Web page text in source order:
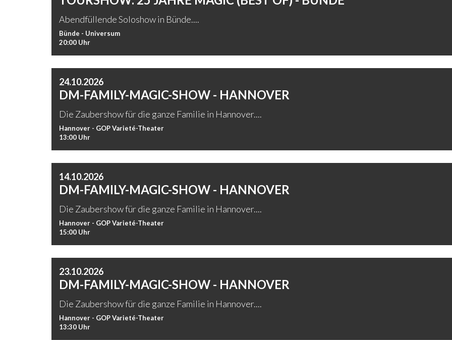
Abendfüllende Soloshow in Bünde....
Bünde - Universum
20:00 Uhr
24.10.2026
DM-FAMILY-MAGIC-SHOW - HANNOVER
Die Zaubershow für die ganze Familie in Hannover....
Hannover - GOP Varieté-Theater
13:00 Uhr
14.10.2026
DM-FAMILY-MAGIC-SHOW - HANNOVER
Die Zaubershow für die ganze Familie in Hannover....
Hannover - GOP Varieté-Theater
15:00 Uhr
23.10.2026
DM-FAMILY-MAGIC-SHOW - HANNOVER
Die Zaubershow für die ganze Familie in Hannover....
Hannover - GOP Varieté-Theater
13:30 Uhr